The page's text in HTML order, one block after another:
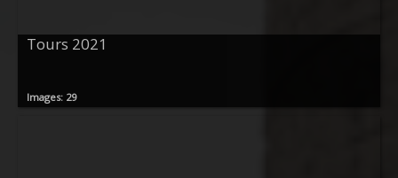
Tours 2021
Images: 29